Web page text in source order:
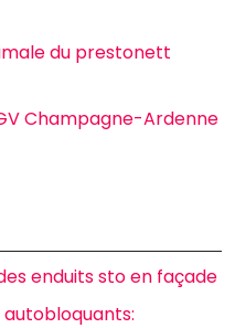
du prestonett
Champagne-Ardenne
enduits sto en façade